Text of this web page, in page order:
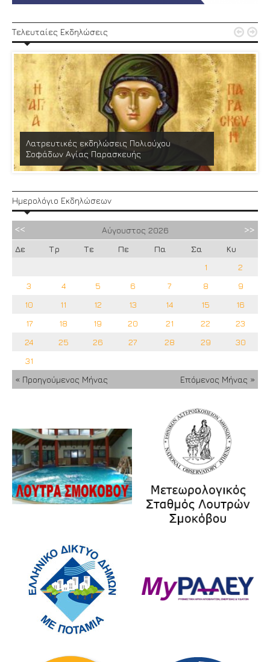
Τελευταίες Εκδηλώσεις
Λατρευτικές εκδηλώσεις Πολιούχου
Σοφάδων Αγίας Παρασκευής
 
Ημερολόγιο Εκδηλώσεων
Αύγουστος 2026
Δε
Τρ Τε Πε Πα Σα
Κυ
1
2
3
4 5 6 7 8
9
10
11 12 13 14 15
16
17
18 19 20 21 22
23
24
25 26 27 28 29
30
31
« Προηγούμενος Μήνας
Επόμενος Μήνας »